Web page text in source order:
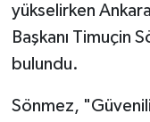
yükselirken
Başkanı Timuçin
bulundu.
Sönmez,